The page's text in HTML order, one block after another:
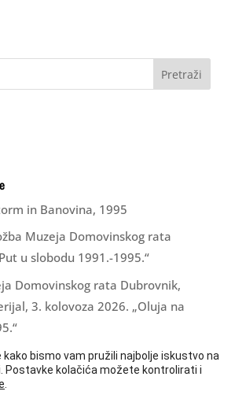
in Banovina, 1995
Muzeja Domovinskog rata
u slobodu 1991.-1995.“
Domovinskog rata Dubrovnik,
3. kolovoza 2026. „Oluja na
za razdoblje I – VI 2026.
JOJ JE ČINITI
bismo vam pružili najbolje iskustvo na
Postavke kolačića možete kontrolirati i
.